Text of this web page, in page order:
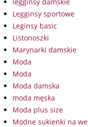
Legginsy sportowe
Leginsy basic
Listonoszki
Marynarki damskie
Moda
Moda
Moda damska
moda męska
Moda plus size
Modne sukienki na